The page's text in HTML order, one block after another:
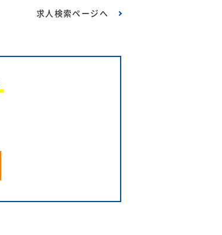
求人検索ページへ